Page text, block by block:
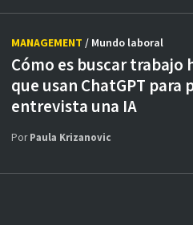
Cómo es buscar trabajo
que usan ChatGPT para
entrevista una IA
MANAGEMENT / Mundo laboral
PorPaula Krizanovic